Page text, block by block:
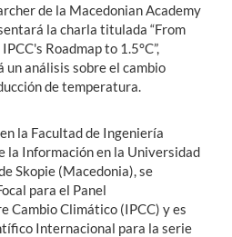
de la Macedonian Academy
la charla titulada “From
Roadmap to 1.5°C”,
un análisis sobre el cambio
de temperatura.
la Facultad de Ingeniería
la Información en la Universidad
Skopie (Macedonia), se
para el Panel
Cambio Climático (IPCC) y es
Internacional para la serie